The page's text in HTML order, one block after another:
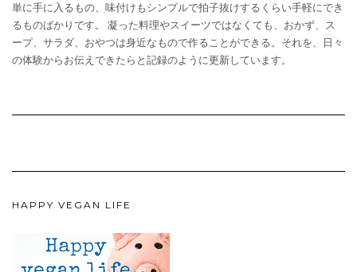
単に手に入るもの、味付けもシンプルで拍子抜けするくらい手軽にでき
るものばかりです。 凝った料理やスイーツではなくても、おかず、ス
ープ、サラダ、おやつは身近なもので作ることができる。それを、日々
の体験からお伝えできたらと記録のように更新しています。
HAPPY VEGAN LIFE